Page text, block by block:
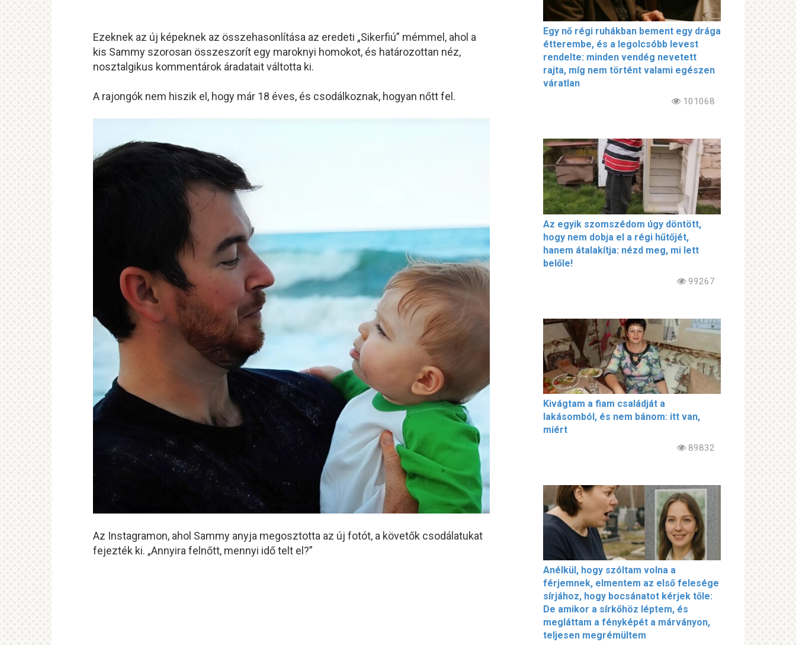
Ezeknek az új képeknek az összehasonlítása az eredeti „Sikerfiú” mémmel, ahol a
kis Sammy szorosan összeszorít egy maroknyi homokot, és határozottan néz,
nosztalgikus kommentárok áradatait váltotta ki.
A rajongók nem hiszik el, hogy már 18 éves, és csodálkoznak, hogyan nőtt fel.
Az Instagramon, ahol Sammy anyja megosztotta az új fotót, a követők csodálatukat
fejezték ki. „Annyira felnőtt, mennyi idő telt el?”
Egy nő régi ruhákban bement egy drága
étterembe, és a legolcsóbb levest
rendelte: minden vendég nevetett
rajta, míg nem történt valami egészen
váratlan
101068
Az egyik szomszédom úgy döntött,
hogy nem dobja el a régi hűtőjét,
hanem átalakítja: nézd meg, mi lett
belőle!
99267
Kivágtam a fiam családját a
lakásomból, és nem bánom: itt van,
miért
89832
Anélkül, hogy szóltam volna a
férjemnek, elmentem az első felesége
sírjához, hogy bocsánatot kérjek tőle:
De amikor a sírkőhöz léptem, és
megláttam a fényképét a márványon,
teljesen megrémültem